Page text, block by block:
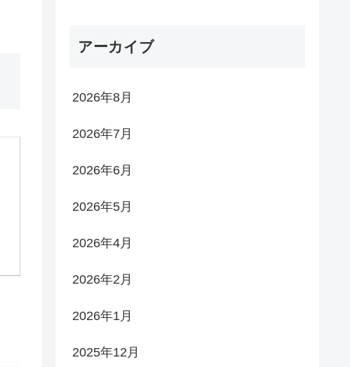
アーカイブ
2026年8月
2026年7月
2026年6月
2026年5月
2026年4月
2026年2月
2026年1月
2025年12月